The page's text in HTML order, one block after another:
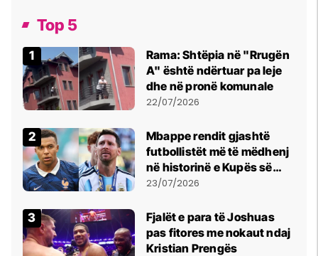
Top 5
Rama: Shtëpia në "Rrugën
A" është ndërtuar pa leje
dhe në pronë komunale
22/07/2026
Mbappe rendit gjashtë
futbollistët më të mëdhenj
në historinë e Kupës së
Botës, Messi mbetet i dyti
23/07/2026
Fjalët e para të Joshuas
pas fitores me nokaut ndaj
Kristian Prengës